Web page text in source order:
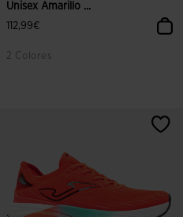
Unisex Amarillo ...
112,99€
2 Colores
4,5 sobre 5 de valoración de clientes